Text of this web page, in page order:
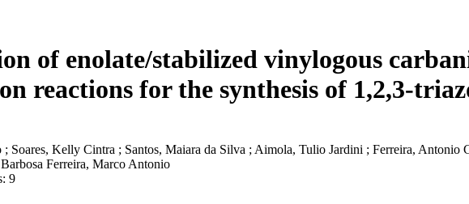
of enolate/stabilized vinylogous
reactions for the synthesis of 1,2,3-
Soares, Kelly Cintra ; Santos, Maiara da Silva ; Aimola, Tulio Jardini ; Ferreira,
Ferreira, Marco Antonio
9